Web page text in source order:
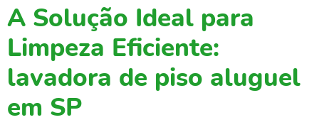
A Solução Ideal para
Limpeza Eficiente:
lavadora de piso aluguel
em SP